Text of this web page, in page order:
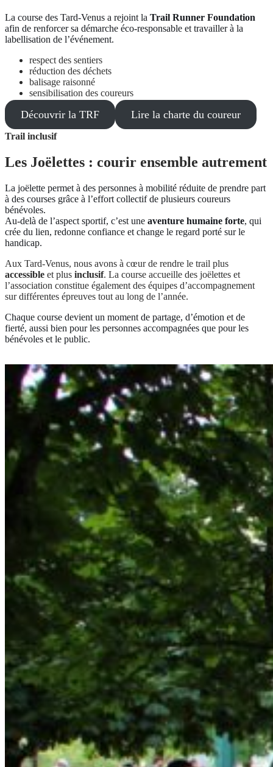
La course des Tard-Venus a rejoint la Trail Runner Foundation
afin de renforcer sa démarche éco-responsable et travailler à la
labellisation de l’événement.
respect des sentiers
réduction des déchets
balisage raisonné
sensibilisation des coureurs
Découvrir la TRF Lire la charte du coureur
Trail inclusif
Les Joëlettes : courir ensemble autrement
La joëlette permet à des personnes à mobilité réduite de prendre part
à des courses grâce à l’effort collectif de plusieurs coureurs
bénévoles.
Au-delà de l’aspect sportif, c’est une aventure humaine forte, qui
crée du lien, redonne confiance et change le regard porté sur le
handicap.
Aux Tard-Venus, nous avons à cœur de rendre le trail plus
accessible et plus inclusif. La course accueille des joëlettes et
l’association constitue également des équipes d’accompagnement
sur différentes épreuves tout au long de l’année.
Chaque course devient un moment de partage, d’émotion et de
fierté, aussi bien pour les personnes accompagnées que pour les
bénévoles et le public.